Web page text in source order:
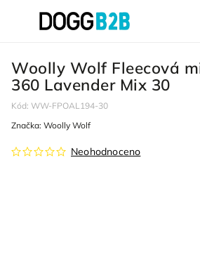
Woolly Wolf Fleecová
360 Lavender Mix 30
Kód: WW-FPOAL194-30
Neohodnoceno
Značka: Woolly Wolf